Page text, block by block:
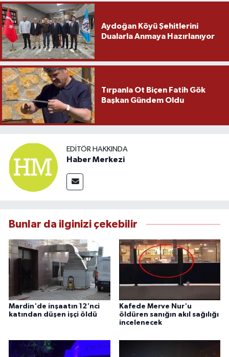
Aydoğan Köyü Şehitlerini
Dualarla Anmaya Hazırlanıyor
Tırpanla Ot Biçen Fatih Gök
Başkan Gündem Oldu
EDITÖR HAKKINDA
Haber Merkezi
Bunlar da ilginizi çekebilir
Mardin'de inşaatın 12'nci
katından düşen işçi öldü
Kafede Merve Nur'u
öldüren sanığın akıl sağılığı
incelenecek